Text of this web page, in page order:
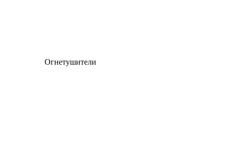
Огнетушители